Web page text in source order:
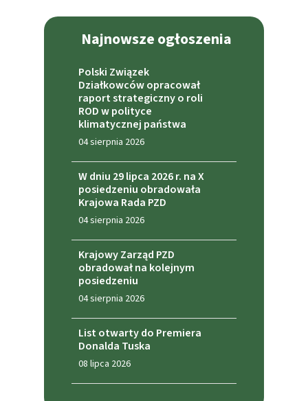
Najnowsze ogłoszenia
Polski Związek
Działkowców opracował
raport strategiczny o roli
ROD w polityce
klimatycznej państwa
04 sierpnia 2026
W dniu 29 lipca 2026 r. na X
posiedzeniu obradowała
Krajowa Rada PZD
04 sierpnia 2026
Krajowy Zarząd PZD
obradował na kolejnym
posiedzeniu
04 sierpnia 2026
List otwarty do Premiera
Donalda Tuska
08 lipca 2026